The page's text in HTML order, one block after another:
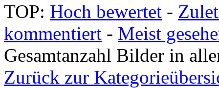
TOP: Hoch bewertet -
kommentiert - Meist
Gesamtanzahl Bilder in
Zurück zur